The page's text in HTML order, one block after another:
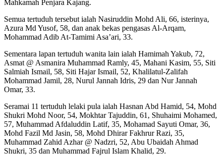
Mahkamah Penjara Kajang.
Semua tertuduh tersebut ialah Nasiruddin Mohd Ali, 66, isterinya,
Azura Md Yusof, 58, dan anak bekas pengasas Al-Arqam,
Mohammad Adib At-Tamimi Asa’ari, 33.
Sementara lapan tertuduh wanita lain ialah Hamimah Yakub, 72,
Asmat @ Asmanira Muhammad Ramly, 45, Mahani Kasim, 55, Siti
Salmiah Ismail, 58, Siti Hajar Ismail, 52, Khalilatul-Zalifah
Mohammad Jamil, 28, Nurul Jannah Idris, 29 dan Nur Jannah
Omar, 33.
Seramai 11 tertuduh lelaki pula ialah Hasnan Abd Hamid, 54, Mohd
Shukri Mohd Noor, 54, Mokhtar Tajuddin, 61, Shuhaimi Mohamed,
57, Muhammad Afdaluddin Latif, 35, Mohamad Sayuti Omar, 36,
Mohd Fazil Md Jasin, 58, Mohd Dhirar Fakhrur Razi, 35,
Muhammad Zahid Azhar @ Nadzri, 52, Abu Ubaidah Ahmad
Shukri, 35 dan Muhammad Fajrul Islam Khalid, 29.